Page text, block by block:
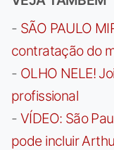
- SÃO PAULO
contratação do
- OLHO NELE!
profissional
- VÍDEO: São
pode incluir